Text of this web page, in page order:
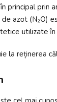
principal prin
azot (N₂O)
utilizate
la reținerea